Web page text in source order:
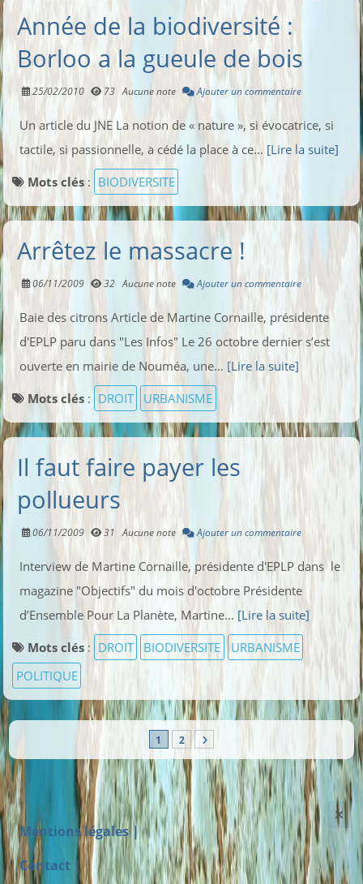
Année de la biodiversité :
Borloo a la gueule de bois
25/02/2010 73 Aucune note Ajouter un commentaire
Un article du JNE La notion de « nature », si évocatrice, si
tactile, si passionnelle, a cédé la place à ce... [Lire la suite]
Mots clés : BIODIVERSITE
Arrêtez le massacre !
06/11/2009 32 Aucune note Ajouter un commentaire
Baie des citrons Article de Martine Cornaille, présidente
d'EPLP paru dans "Les Infos" Le 26 octobre dernier s’est
ouverte en mairie de Nouméa, une...[Lire la suite]
Mots clés : DROIT URBANISME
Il faut faire payer les
pollueurs
06/11/2009 31 Aucune note Ajouter un commentaire
Interview de Martine Cornaille, présidente d'EPLP dans le
magazine "Objectifs" du mois d'octobre Présidente
d’Ensemble Pour La Planète, Martine... [Lire la suite]
Mots clés : DROIT BIODIVERSITE
URBANISME
POLITIQUE
1 2
Mentions légales |
Contact |